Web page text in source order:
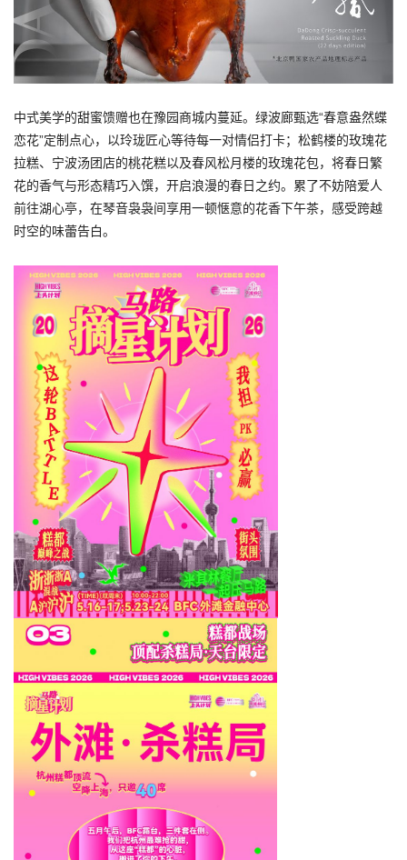
中式美学的甜蜜馈赠也在豫园商城内蔓延。绿波廊甄选“春意盎然蝶
恋花”定制点心，以玲珑匠心等待每一对情侣打卡；松鹤楼的玫瑰花
拉糕、宁波汤团店的桃花糕以及春风松月楼的玫瑰花包，将春日繁
花的香气与形态精巧入馔，开启浪漫的春日之约。累了不妨陪爱人
前往湖心亭，在琴音袅袅间享用一顿惬意的花香下午茶，感受跨越
时空的味蕾告白。